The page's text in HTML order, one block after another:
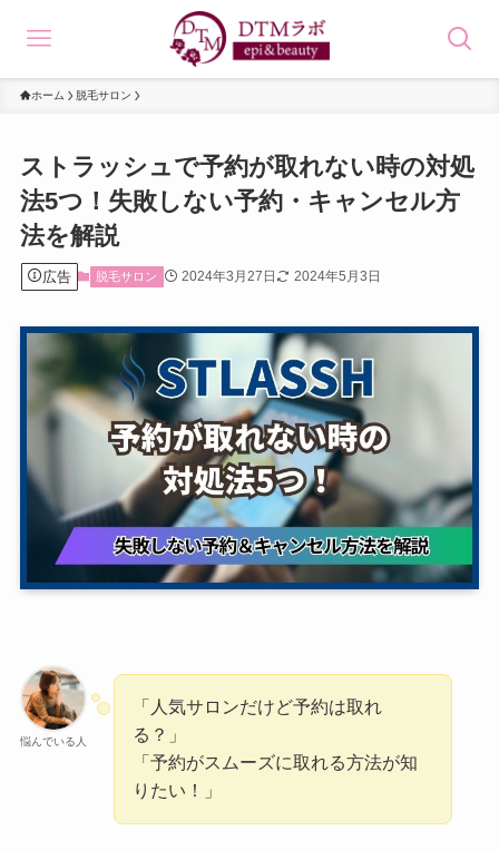
ホーム 脱毛サロン
ストラッシュで予約が取れない時の対処
法5つ！失敗しない予約・キャンセル方
法を解説
広告 脱毛サロン 2024年3月27日 2024年5月3日
悩んでいる人
「人気サロンだけど予約は取れ
る？」
「予約がスムーズに取れる方法が知
りたい！」